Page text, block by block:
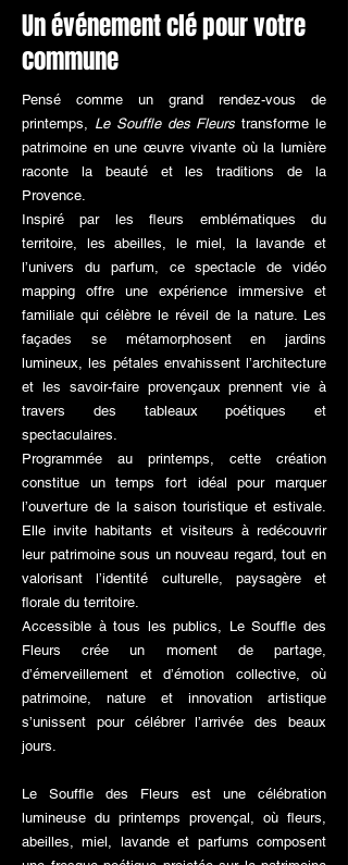
Un événement clé pour votre
commune
Pensé comme un grand rendez-vous de
printemps, Le Souffle des Fleurs transforme le
patrimoine en une œuvre vivante où la lumière
raconte la beauté et les traditions de la
Provence.
Inspiré par les fleurs emblématiques du
territoire, les abeilles, le miel, la lavande et
l’univers du parfum, ce spectacle de vidéo
mapping offre une expérience immersive et
familiale qui célèbre le réveil de la nature. Les
façades se métamorphosent en jardins
lumineux, les pétales envahissent l’architecture
et les savoir-faire provençaux prennent vie à
travers des tableaux poétiques et
spectaculaires.
Programmée au printemps, cette création
constitue un temps fort idéal pour marquer
l’ouverture de la saison touristique et estivale.
Elle invite habitants et visiteurs à redécouvrir
leur patrimoine sous un nouveau regard, tout en
valorisant l’identité culturelle, paysagère et
florale du territoire.
Accessible à tous les publics, Le Souffle des
Fleurs crée un moment de partage,
d’émerveillement et d’émotion collective, où
patrimoine, nature et innovation artistique
s’unissent pour célébrer l’arrivée des beaux
jours.
Le Souffle des Fleurs est une célébration
lumineuse du printemps provençal, où fleurs,
abeilles, miel, lavande et parfums composent